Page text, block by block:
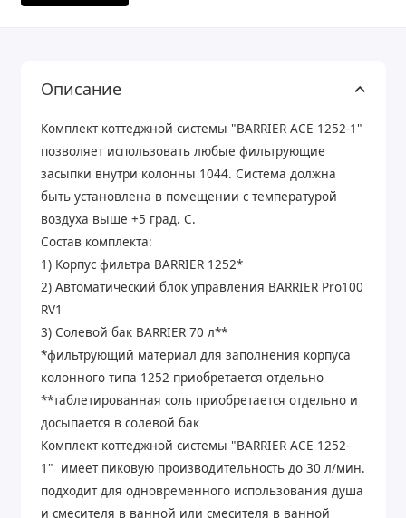
Описание
Комплект коттеджной системы "BARRIER ACE 1252-1"
позволяет использовать любые фильтрующие
засыпки внутри колонны 1044. Система должна
быть установлена в помещении с температурой
воздуха выше +5 град. С.
Состав комплекта:
1) Корпус фильтра BARRIER 1252*
2) Автоматический блок управления BARRIER Pro100
RV1
3) Солевой бак BARRIER 70 л**
*фильтрующий материал для заполнения корпуса
колонного типа 1252 приобретается отдельно
**таблетированная соль приобретается отдельно и
досыпается в солевой бак
Комплект коттеджной системы "BARRIER ACE 1252-
1" имеет пиковую производительность до 30 л/мин.
подходит для одновременного использования душа
и смесителя в ванной или смесителя в ванной